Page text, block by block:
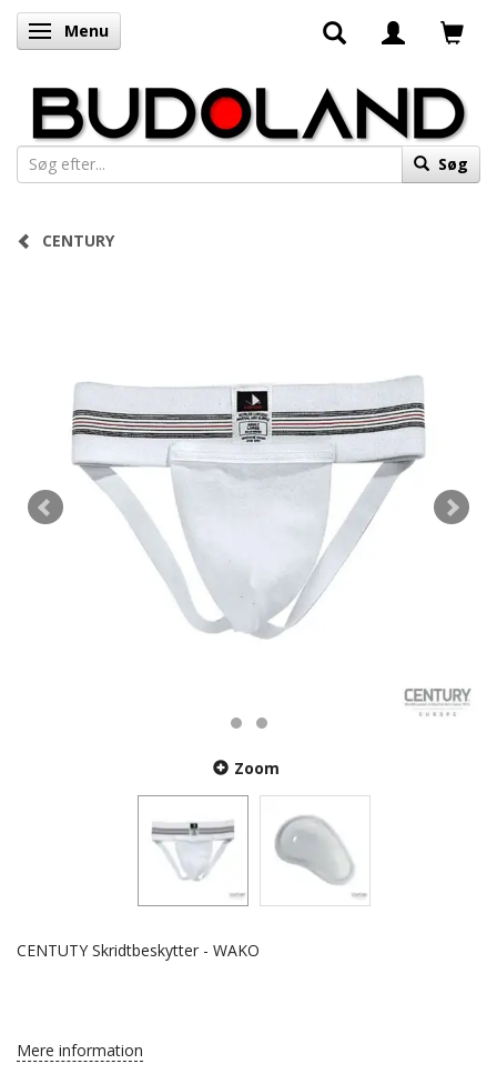
Skifte navigation
Menu
Søg
CENTURY
Zoom
CENTUTY Skridtbeskytter - WAKO
Mere information